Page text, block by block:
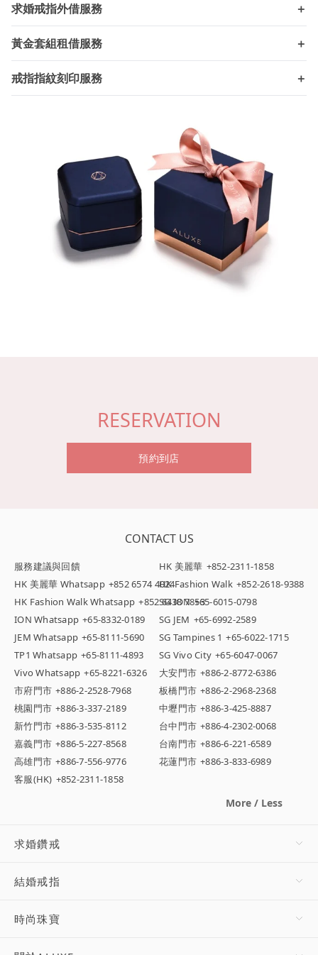
求婚戒指外借服務 ＋
黃金套組租借服務 ＋
戒指指紋刻印服務 ＋
RESERVATION
預約到店
CONTACT US
服務建議與回饋 HK 美麗華 +852-2311-1858
HK 美麗華 Whatsapp +852 6574 4024HK Fashion Walk +852-2618-9388
HK Fashion Walk Whatsapp +852 6438 7853
SG ION +65-6015-0798
ION Whatsapp +65-8332-0189 SG JEM +65-6992-2589
JEM Whatsapp +65-8111-5690 SG Tampines 1 +65-6022-1715
TP1 Whatsapp +65-8111-4893 SG Vivo City +65-6047-0067
Vivo Whatsapp +65-8221-6326 大安門市 +886-2-8772-6386
市府門市 +886-2-2528-7968 板橋門市 +886-2-2968-2368
桃園門市 +886-3-337-2189 中壢門市 +886-3-425-8887
新竹門市 +886-3-535-8112 台中門市 +886-4-2302-0068
嘉義門市 +886-5-227-8568 台南門市 +886-6-221-6589
高雄門市 +886-7-556-9776 花蓮門市 +886-3-833-6989
客服(HK) +852-2311-1858
More / Less
求婚鑽戒
結婚戒指
時尚珠寶